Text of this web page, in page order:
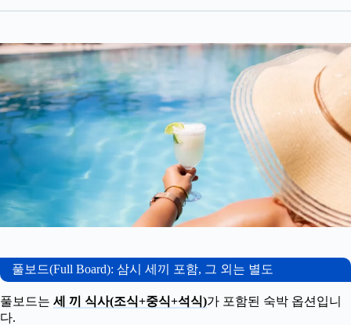
풀보드(Full Board): 삼시 세끼 포함, 그 외는 별도
풀보드는 세 끼 식사(조식+중식+석식)가 포함된 숙박 옵션입니
다.